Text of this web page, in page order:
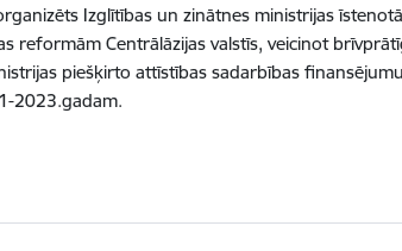
Izglītības un zinātnes ministrijas
reformām Centrālāzijas valstīs, veicinot
piešķirto attīstības sadarbības
2023.gadam.